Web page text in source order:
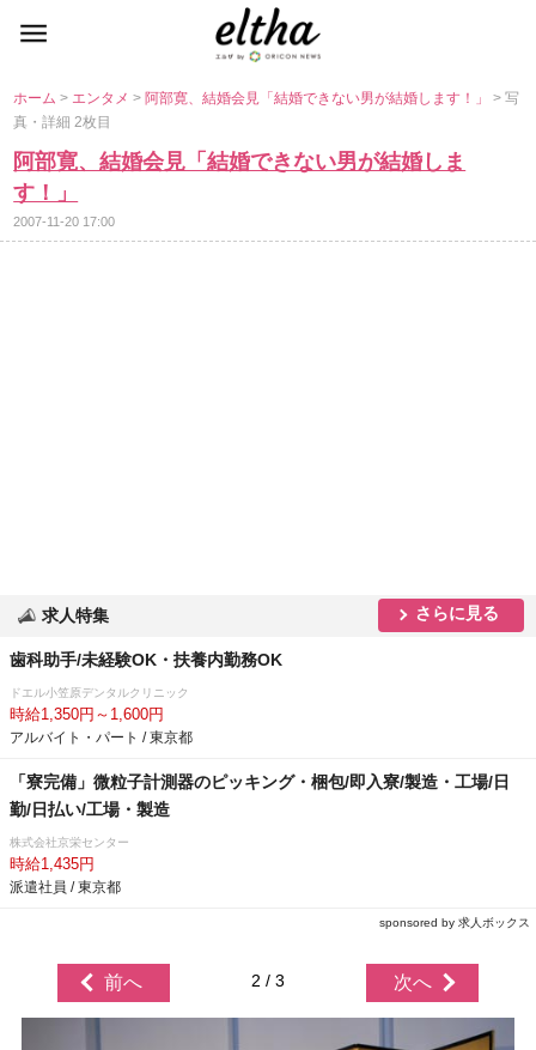
ホーム> エンタメ> 阿部寛、結婚会見「結婚できない男が結婚します！」> 写
真・詳細 2枚目
阿部寛、結婚会見「結婚できない男が結婚しま
す！」
2007-11-20 17:00
求人特集 さらに見る
歯科助手/未経験OK・扶養内勤務OK
ドエル小笠原デンタルクリニック
時給1,350円～1,600円
アルバイト・パート / 東京都
「寮完備」微粒子計測器のピッキング・梱包/即入寮/製造・工場/日
勤/日払い/工場・製造
株式会社京栄センター
時給1,435円
派遣社員 / 東京都
sponsored by 求人ボックス
前へ 2 / 3 次へ